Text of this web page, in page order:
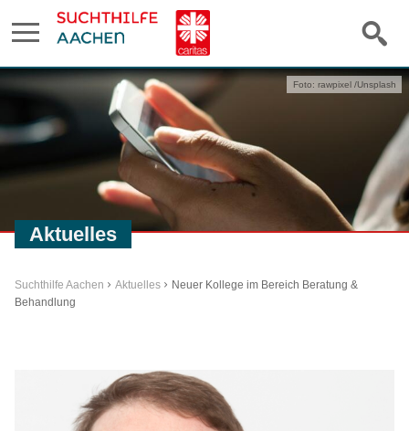
Aktuelles
Foto: rawpixel /Unsplash
Suchthilfe Aachen Aktuelles
Neuer Kollege im Bereich Beratung &
Behandlung